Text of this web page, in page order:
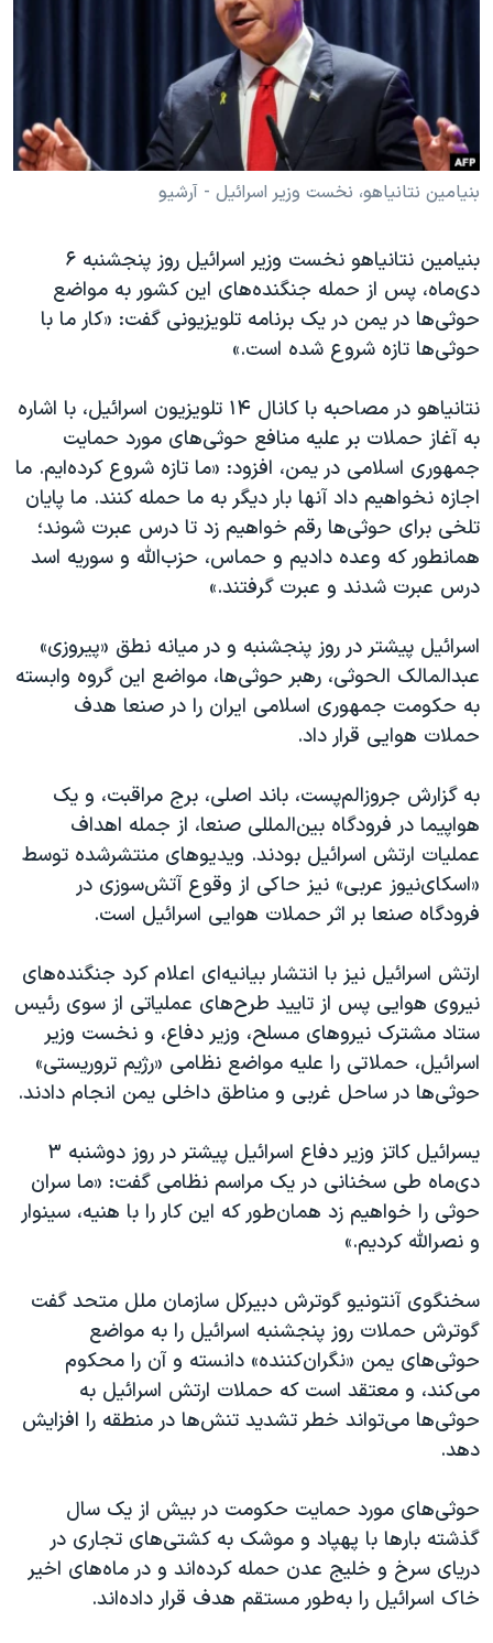
حقوق شهروندی
اقتصادی
علم و فناوری
آرشیو پخش زنده
انتخابات ریاست جمهوری آمریکا ۲۰۲۴
حمله جمهوری اسلامی به اسرائیل
رمز مهسا
مجموعه مستندهای دادخواهی
تریبونال مردمی آبان ۹۸
دادگاه حمید نوری
قانون شفافیت دارائی کادر رهبری ایران
اعتراضات مردمی آبان ۹۸
اسرائیل در جنگ
نرگس محمدی برنده جایزه نوبل صلح
همایش محافظه‌کاران آمریکا «سی‌پک»
سفر پرزیدنت ترامپ به چین
زبانهای مختلف
بنیامین نتانیاهو، نخست وزیر اسرائیل - آرشیو
بنیامین نتانیاهو نخست وزیر اسرائیل روز پنجشنبه ۶
دی‌ماه، پس از حمله جنگنده‌های این کشور به مواضع
حوثی‌ها در یمن در یک برنامه تلویزیونی گفت: «کار ما با
حوثی‌ها تازه شروع شده است.»
نتانیاهو در مصاحبه با کانال ۱۴ تلویزیون اسرائیل، با اشاره
به آغاز حملات بر علیه منافع حوثی‌های مورد حمایت
جمهوری اسلامی در یمن، افزود: «ما تازه شروع کرده‌ایم. ما
اجازه نخواهیم داد آنها بار دیگر به ما حمله کنند. ما پایان
تلخی برای حوثی‌ها رقم خواهیم زد تا درس عبرت شوند؛
همانطور که وعده دادیم و حماس، حزب‌الله و سوریه اسد
درس عبرت شدند و عبرت گرفتند.»
اسرائیل پیشتر در روز پنجشنبه و در میانه نطق «پیروزی»
عبدالمالک الحوثی، رهبر حوثی‌ها، مواضع این گروه وابسته
به حکومت جمهوری اسلامی ایران را در صنعا هدف
حملات هوایی قرار داد.
به گزارش جروزالم‌پست، باند اصلی، برج مراقبت، و یک
هواپیما در فرودگاه بین‌المللی صنعا، از جمله اهداف
عملیات ارتش اسرائیل بودند. ویدیوهای منتشرشده توسط
«اسکای‌نیوز عربی» نیز حاکی از وقوع آتش‌سوزی در
فرودگاه صنعا بر اثر حملات هوایی اسرائیل است.
ارتش اسرائیل نیز با انتشار بیانیه‌ای اعلام کرد جنگنده‌های
نیروی هوایی پس از تایید طرح‌های عملیاتی از سوی رئیس
ستاد مشترک نیروهای مسلح، وزیر دفاع، و نخست‌ وزیر
اسرائیل، حملاتی را علیه مواضع نظامی «رژیم تروریستی»
حوثی‌ها در ساحل غربی و مناطق داخلی یمن انجام دادند.
یسرائیل کاتز وزیر دفاع اسرائیل پیشتر در روز دوشنبه ۳
دی‌ماه طی سخنانی در یک مراسم نظامی گفت: «ما سران
حوثی‌ را خواهیم زد همان‌طور که این کار را با هنیه، سینوار
و نصرالله کردیم.»
سخنگوی آنتونیو گوترش دبیرکل سازمان ملل متحد گفت
گوترش حملات روز پنجشنبه اسرائیل را به مواضع
حوثی‌‌های یمن «نگران‌کننده» دانسته و آن را محکوم
می‌کند، و معتقد است که حملات ارتش اسرائیل به
حوثی‌ها می‌تواند خطر تشدید تنش‌ها در منطقه را افزایش
دهد.
حوثی‌های مورد حمایت حکومت در بیش از یک سال
گذشته بارها با پهپاد و موشک به کشتی‌های تجاری در
دریای سرخ و خلیج عدن حمله کرده‌اند و در ماه‌های اخیر
خاک اسرائیل را به‌طور مستقم هدف قرار داده‌اند.